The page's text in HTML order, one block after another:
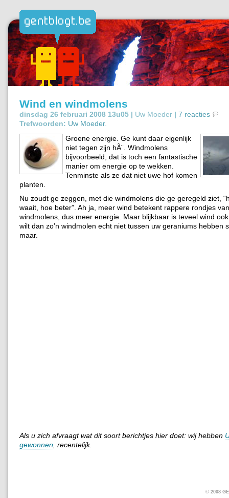
Wind en windmolens
dinsdag 26 februari 2008 13u05 | Uw Moeder | 7 reacties
Trefwoorden: Uw Moeder.
Groene energie. Ge kunt daar eigenlijk
niet tegen zijn hÃ¨. Windmolens
bijvoorbeeld, dat is toch een fantastische
manier om energie op te wekken.
Tenminste als ze dat niet uwe hof komen
planten.
Nu zoudt ge zeggen, met die windmolens die ge geregeld ziet,
waait, hoe beter”. Ah ja, meer wind betekent rappere rondjes
windmolens, dus meer energie. Maar blijkbaar is teveel wind
wilt dan zo’n windmolen echt niet tussen uw geraniums hebben
maar.
Als u zich afvraagt wat dit soort berichtjes hier doet: wij hebben
gewonnen , recentelijk.
© 2008